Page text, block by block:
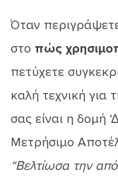
Όταν
στο πώς
πετύχετε
καλή τεχνική για
σας είναι η δομή
Μετρήσιμο
“Βελτίωσα την